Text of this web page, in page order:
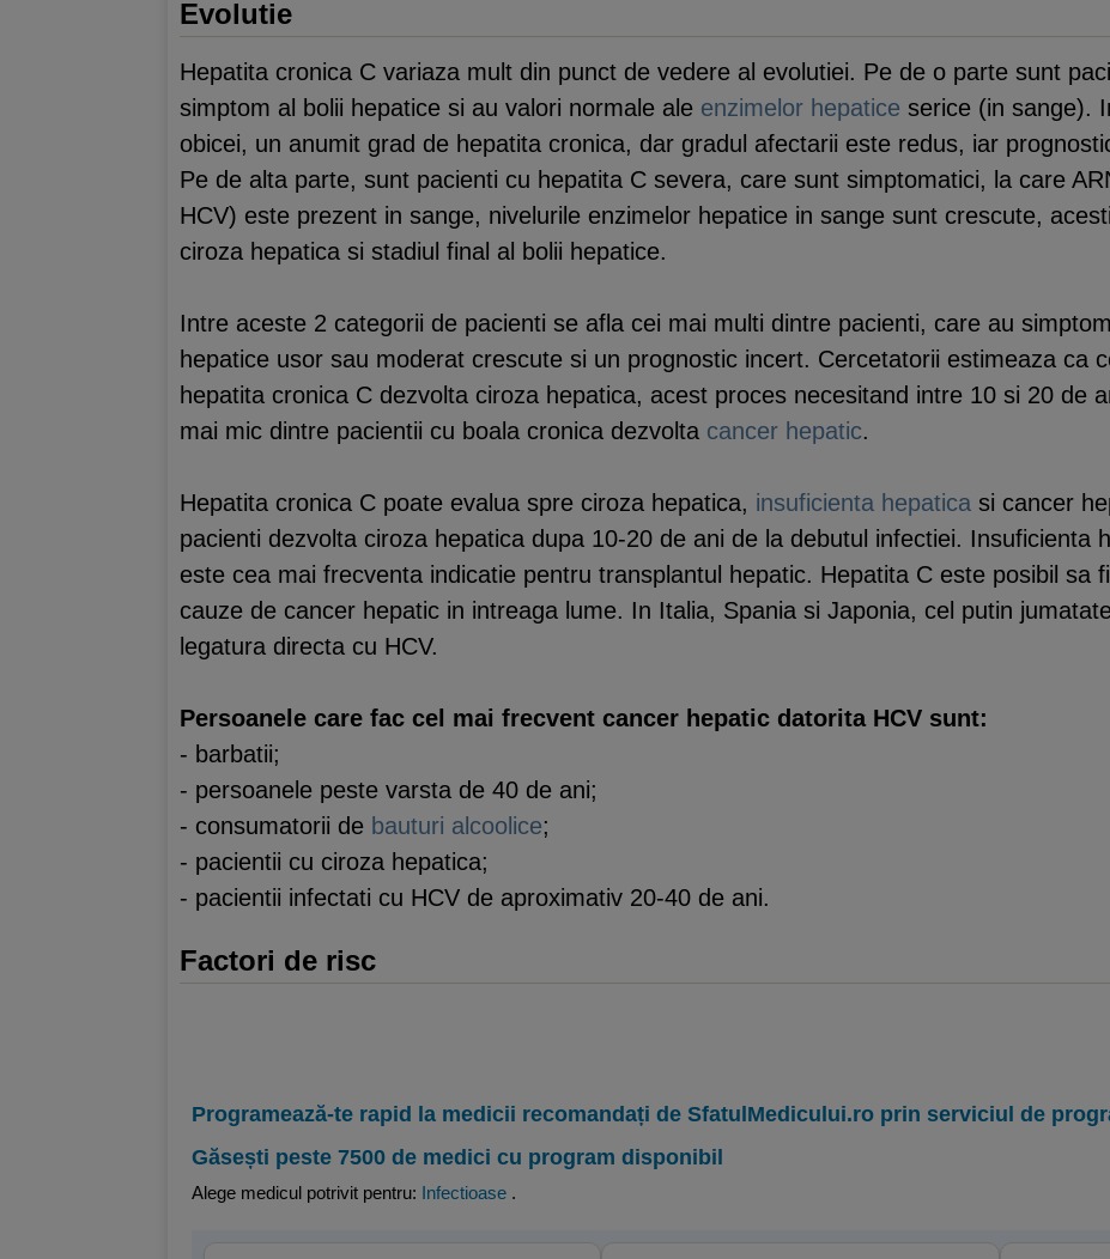
Evolutie
Hepatita cronica C variaza mult din punct de vedere al evolutiei. Pe de o parte sunt
simptom al bolii hepatice si au valori normale ale enzimelor hepatice serice (in sange).
obicei, un anumit grad de hepatita cronica, dar gradul afectarii este redus, iar
Pe de alta parte, sunt pacienti cu hepatita C severa, care sunt simptomatici, la care
HCV) este prezent in sange, nivelurile enzimelor hepatice in sange sunt crescute,
ciroza hepatica si stadiul final al bolii hepatice.
Intre aceste 2 categorii de pacienti se afla cei mai multi dintre pacienti, care au
hepatice usor sau moderat crescute si un prognostic incert. Cercetatorii estimeaza ca
hepatita cronica C dezvolta ciroza hepatica, acest proces necesitand intre 10 si 20 de
mai mic dintre pacientii cu boala cronica dezvolta cancer hepatic.
Hepatita cronica C poate evalua spre ciroza hepatica, insuficienta hepatica si cancer
pacienti dezvolta ciroza hepatica dupa 10-20 de ani de la debutul infectiei. Insuficienta
este cea mai frecventa indicatie pentru transplantul hepatic. Hepatita C este posibil sa
cauze de cancer hepatic in intreaga lume. In Italia, Spania si Japonia, cel putin
legatura directa cu HCV.
Persoanele care fac cel mai frecvent cancer hepatic datorita HCV sunt:
- barbatii;
- persoanele peste varsta de 40 de ani;
- consumatorii de bauturi alcoolice;
- pacientii cu ciroza hepatica;
- pacientii infectati cu HCV de aproximativ 20-40 de ani.
Factori de risc
Programează-te rapid la medicii recomandați de SfatulMedicului.ro prin serviciul de
Găsești peste 7500 de medici cu program disponibil
Alege medicul potrivit pentru: Infectioase .